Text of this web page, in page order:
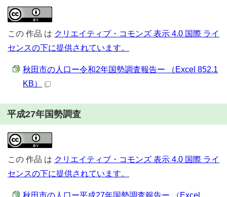
この 作品 は クリエイティブ・コモンズ 表示 4.0 国際 ライ
センスの下に提供されています。
秋田市の人口ー令和2年国勢調査報告ー （Excel 852.1
KB）
平成27年国勢調査
この 作品 は クリエイティブ・コモンズ 表示 4.0 国際 ライ
センスの下に提供されています。
秋田市の人口ー平成27年国勢調査報告ー （Excel